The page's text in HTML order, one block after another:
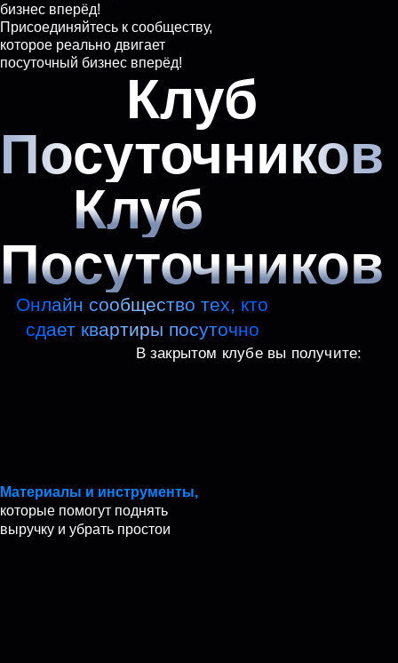
бизнес вперёд!
Присоединяйтесь к сообществу,
которое реально двигает
посуточный бизнес вперёд!
Клуб
Посуточников
Клуб
Посуточников
Онлайн сообщество тех, кто
сдает квартиры посуточно
В закрытом клубе вы получите:
Материалы и инструменты,
которые помогут поднять
выручку и убрать простои